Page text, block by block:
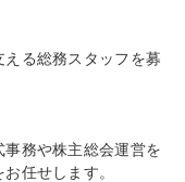
える総務スタッフを募
務や株主総会運営を
任せします。